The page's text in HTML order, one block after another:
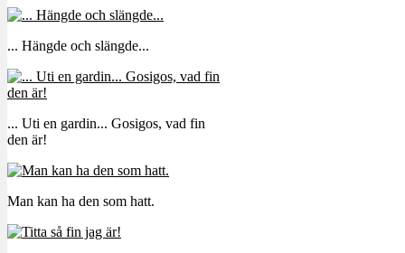
... Hängde och slängde...
... Uti en gardin... Gosigos, vad fin
den är!
Man kan ha den som hatt.